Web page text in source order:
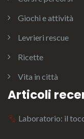
Giochi e attività
Levrieri rescue
Ricette
Vita in città
Articoli
Laboratorio: il